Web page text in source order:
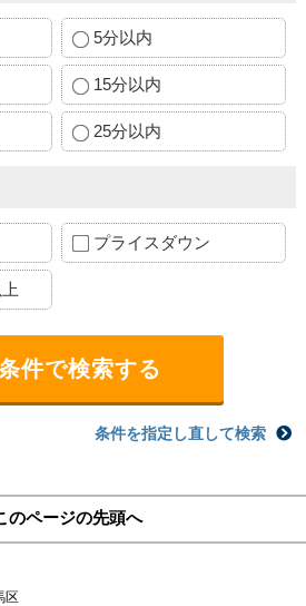
5分以内
15分以内
25分以内
プライスダウン
条件を指定し直して検索
のページの先頭へ
区